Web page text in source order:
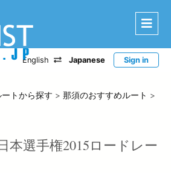
English Japanese Sign in
トから探す > 那須のおすすめルート >
本選手権2015ロードレー